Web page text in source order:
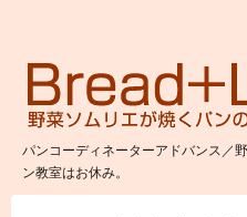
パンコーディネーターアドバンス／
ン教室はお休み。